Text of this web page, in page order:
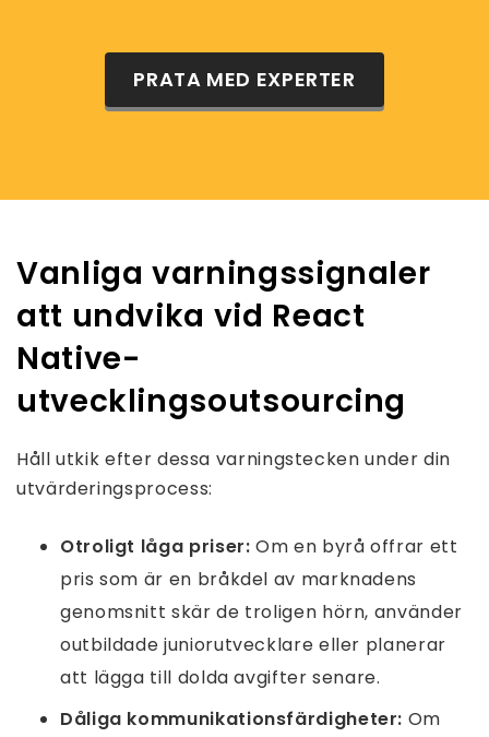
PRATA MED EXPERTER
Vanliga varningssignaler
att undvika vid React
Native-
utvecklingsoutsourcing
Håll utkik efter dessa varningstecken under din
utvärderingsprocess:
Otroligt låga priser: Om en byrå offrar ett
pris som är en bråkdel av marknadens
genomsnitt skär de troligen hörn, använder
outbildade juniorutvecklare eller planerar
att lägga till dolda avgifter senare.
Dåliga kommunikationsfärdigheter: Om